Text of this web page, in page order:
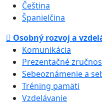
Čeština
Španielčina
Osobný rozvoj a
Komunikácia
Prezentačné
Sebeoznámenie a
Tréning pamäti
Vzdelávanie